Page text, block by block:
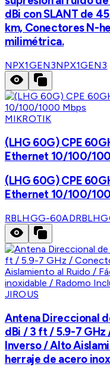
dBi con SLANT de
km, Conectores N-
milimétrica.
NPX1GEN3NPX1GEN3
MIKROTIK
(LHG 60G) CPE
Ethernet 10/100/
(LHG 60G) CPE
Ethernet 10/100/
RBLHGG-60AD
JIROUS
Antena Direccional
dBi / 3 ft / 5.9-7
Inverso / Alto
herraje de acero